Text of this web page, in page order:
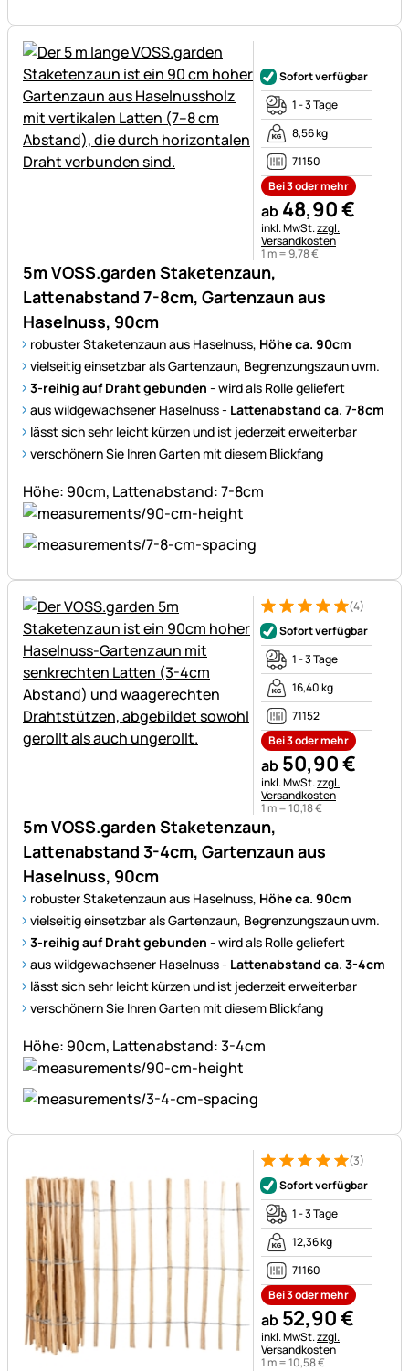
5m VOSS.garden Staketenzaun,
Lattenabstand 7-8cm, Gartenzaun aus
Haselnuss, 90cm
robuster Staketenzaun aus Haselnuss, Höhe ca. 90cm
vielseitig einsetzbar als Gartenzaun, Begrenzungszaun uvm.
3-reihig auf Draht gebunden - wird als Rolle geliefert
aus wildgewachsener Haselnuss - Lattenabstand ca. 7-8cm
lässt sich sehr leicht kürzen und ist jederzeit erweiterbar
verschönern Sie Ihren Garten mit diesem Blickfang
Höhe: 90cm, Lattenabstand: 7-8cm
Sofort verfügbar
1 - 3 Tage
8,56 kg
71150
Bei 3 oder mehr
ab 48,90€
Steuerhinweis:
inkl. MwSt.zzgl.
Versandkosten
1 m =9,78€
5m VOSS.garden Staketenzaun,
Lattenabstand 3-4cm, Gartenzaun aus
Haselnuss, 90cm
robuster Staketenzaun aus Haselnuss, Höhe ca. 90cm
vielseitig einsetzbar als Gartenzaun, Begrenzungszaun uvm.
3-reihig auf Draht gebunden - wird als Rolle geliefert
aus wildgewachsener Haselnuss - Lattenabstand ca. 3-4cm
lässt sich sehr leicht kürzen und ist jederzeit erweiterbar
verschönern Sie Ihren Garten mit diesem Blickfang
Höhe: 90cm, Lattenabstand: 3-4cm
Bewertung: 5 von 5 (4
4 Bewertungen
(4)
Sofort verfügbar
1 - 3 Tage
16,40 kg
71152
Bei 3 oder mehr
ab 50,90€
Steuerhinweis:
inkl. MwSt.zzgl.
Versandkosten
1 m =10,18€
Bewertung: 5 von 5 (3
3 Bewertungen
(3)
Sofort verfügbar
1 - 3 Tage
12,36 kg
71160
Bei 3 oder mehr
ab 52,90€
Steuerhinweis:
inkl. MwSt.zzgl.
Versandkosten
1 m =10,58€